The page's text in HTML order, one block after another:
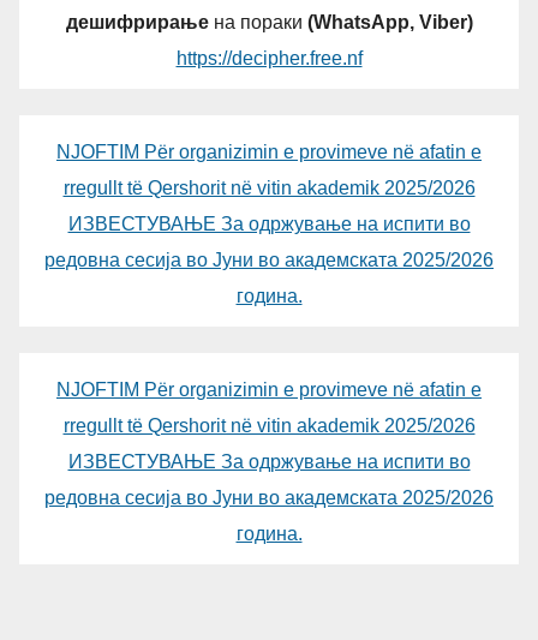
дешифрирањена пораки (WhatsApp, Viber)
https://decipher.free.nf
NJOFTIM Për organizimin e provimeve në afatin e
rregullt të Qershorit në vitin akademik 2025/2026
ИЗВЕСТУВАЊЕ За одржување на испити во
редовна сесија во Јуни во академската 2025/2026
година.
NJOFTIM Për organizimin e provimeve në afatin e
rregullt të Qershorit në vitin akademik 2025/2026
ИЗВЕСТУВАЊЕ За одржување на испити во
редовна сесија во Јуни во академската 2025/2026
година.